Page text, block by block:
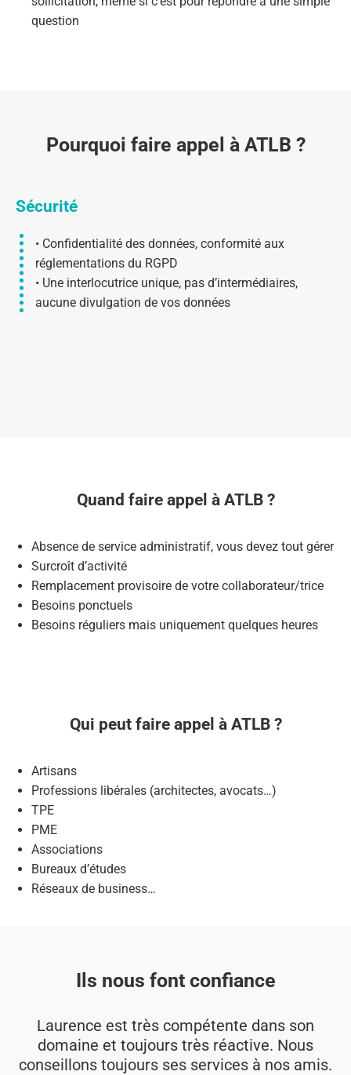
question
Pourquoi faire appel à ATLB ?
Sécurité
• Confidentialité des données, conformité aux
réglementations du RGPD
• Une interlocutrice unique, pas d’intermédiaires,
aucune divulgation de vos données
Quand faire appel à ATLB ?
Absence de service administratif, vous devez tout gérer
Surcroît d’activité
Remplacement provisoire de votre collaborateur/trice
Besoins ponctuels
Besoins réguliers mais uniquement quelques heures
Qui peut faire appel à ATLB ?
Artisans
Professions libérales (architectes, avocats…)
TPE
PME
Associations
Bureaux d’études
Réseaux de business…
Ils nous font confiance
Laurence est très compétente dans son
domaine et toujours très réactive. Nous
conseillons toujours ses services à nos amis.